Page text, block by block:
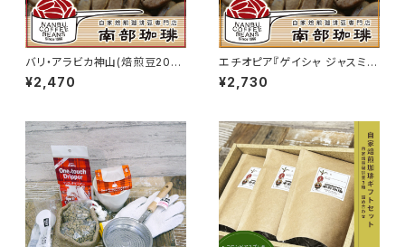
バリ・アラビカ神山(焙煎豆200
g)
¥2,470
エチオピア『ゲイシャ ジャスミ
ン』(焙煎豆200g)
¥2,730